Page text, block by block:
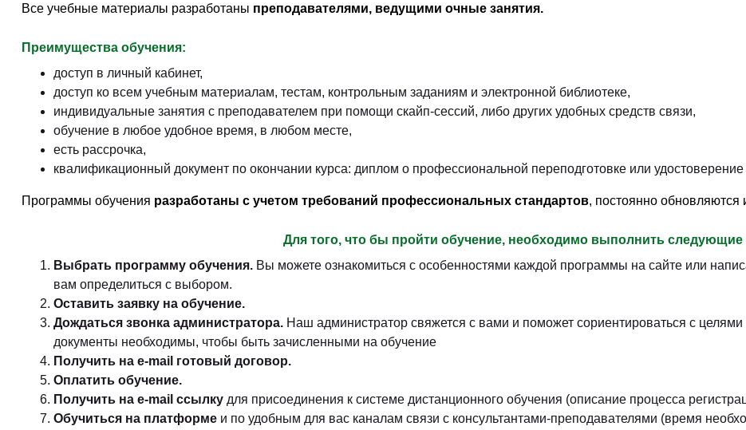
Все учебные материалы разработаны преподавателями, ведущими очные занятия.
Преимущества обучения:
доступ в личный кабинет,
доступ ко всем учебным материалам, тестам, контрольным заданиям и электронной библиотеке,
индивидуальные занятия с преподавателем при помощи скайп-сессий, либо других удобных средств связи,
обучение в любое удобное время, в любом месте,
есть рассрочка,
квалификационный документ по окончании курса: диплом о профессиональной переподготовке или
Программы обучения разработаны с учетом требований профессиональных стандартов, постоянно обновляются
Для того, что бы пройти обучение, необходимо выполнить следующие
Выбрать программу обучения. Вы можете ознакомиться с особенностями каждой программы на сайте или
вам определиться с выбором.
Оставить заявку на обучение.
Дождаться звонка администратора. Наш администратор свяжется с вами и поможет сориентироваться с
документы необходимы, чтобы быть зачисленными на обучение
Получить на e-mail готовый договор.
Оплатить обучение.
Получить на e-mail ссылку для присоединения к системе дистанционного обучения (описание процесса
Обучиться на платформе и по удобным для вас каналам связи с консультантами-преподавателями (время